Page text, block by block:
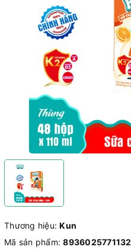
Thương hiệu:Kun
Mã sản phẩm:8936025771132